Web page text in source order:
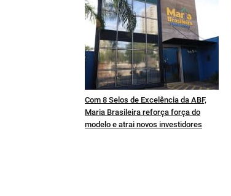
Com 8 Selos de Excelência da ABF,
Maria Brasileira reforça força do
modelo e atrai novos investidores